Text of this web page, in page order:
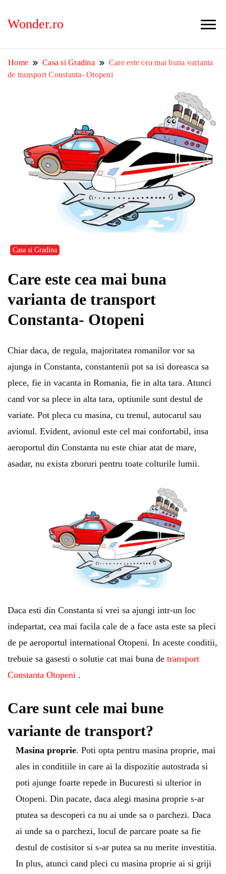
Wonder.ro
Home Casa si Gradina
Care este cea mai buna varianta
de transport Constanta- Otopeni
Casa si Gradina
Care este cea mai buna
varianta de transport
Constanta- Otopeni
Chiar daca, de regula, majoritatea romanilor vor sa
ajunga in Constanta, constantenii pot sa isi doreasca sa
plece, fie in vacanta in Romania, fie in alta tara. Atunci
cand vor sa plece in alta tara, optiunile sunt destul de
variate. Pot pleca cu masina, cu trenul, autocarul sau
avionul. Evident, avionul este cel mai confortabil, insa
aeroportul din Constanta nu este chiar atat de mare,
asadar, nu exista zboruri pentru toate colturile lumii.
Daca esti din Constanta si vrei sa ajungi intr-un loc
indepartat, cea mai facila cale de a face asta este sa pleci
de pe aeroportul international Otopeni. In aceste conditii,
trebuie sa gasesti o solutie cat mai buna de transport
Constanta Otopeni .
Care sunt cele mai bune
variante de transport?
Masina proprie. Poti opta pentru masina proprie, mai
ales in conditiile in care ai la dispozitie autostrada si
poti ajunge foarte repede in Bucuresti si ulterior in
Otopeni. Din pacate, daca alegi masina proprie s-ar
ptutea sa descoperi ca nu ai unde sa o parchezi. Daca
ai unde sa o parchezi, locul de parcare poate sa fie
destul de costisitor si s-ar putea sa nu merite investitia.
In plus, atunci cand pleci cu masina proprie ai si griji